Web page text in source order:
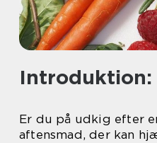
Introduktion:
Er du på udkig efter
aftensmad, der kan